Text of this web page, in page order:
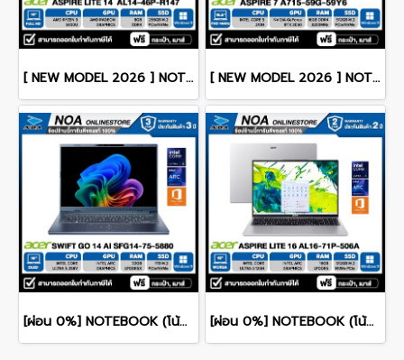
[ NEW MODEL 2026 ] NOTEBOOK (โน๊ตบุ๊ค) ACER ASPIRE LITE 14 AL14-46P-R147 14" FHD/RYZEN 3 5400U/8GB/SSD 256GB/WINDOWS 11+MS OFFICE รับประกันซ่อมฟรีถึงบ้าน 2ปี [ NEW MODEL 2026 ] NOTEBOOK (โน๊ตบุ๊ค) ACER ASPIRE 7 A715-59G-59Y6 15.6" FHD 144Hz/CORE 5-210H/16GB/SSD 512GB/RTX3050 รับประกันซ่อมฟรีถึงบ้าน 3ปี
[ผ่อน 0%] NOTEBOOK (โน้ตบุ๊ก) ACER SWIFT GO 14 AI SFG14-75-5880 14" OLED /CORE ULTRA 5 228V/RAM 32GB/SSD 1TB/WINDOWS 11+OFFICE รับประกันศูนย์ไทย 3ปี [ผ่อน 0%] NOTEBOOK (โน้ตบุ๊ค) ACER ASPIRE LITE 16 AL16-71P-506A 16" WUXGA/CORE 5 125H/RAM 16GB/SSD 512GB/RWINDOWS 11+MS OFFICE รับประกันศูนย์ไทย 2ปี